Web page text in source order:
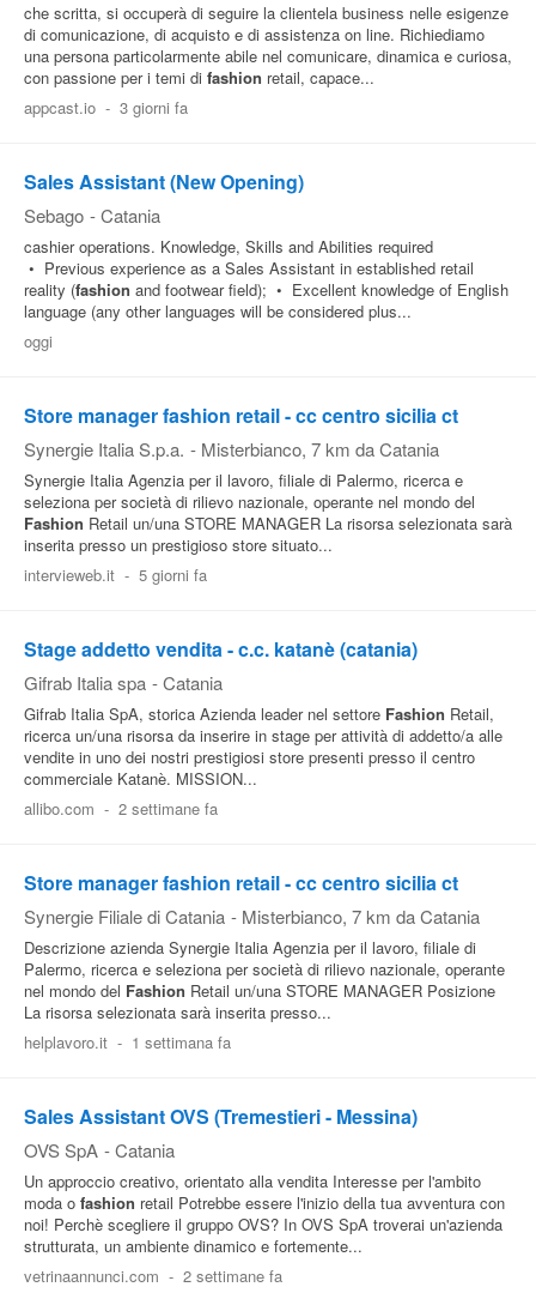
che scritta, si occuperà di seguire la clientela business nelle esigenze
di comunicazione, di acquisto e di assistenza on line. Richiediamo
una persona particolarmente abile nel comunicare, dinamica e curiosa,
con passione per i temi di fashion retail, capace...
appcast.io - 3 giorni fa
Sales Assistant (New Opening)
Sebago - Catania
cashier operations. Knowledge, Skills and Abilities required
• Previous experience as a Sales Assistant in established retail
reality (fashion and footwear field); • Excellent knowledge of English
language (any other languages will be considered plus...
oggi
Store manager fashion retail - cc centro sicilia ct
Synergie Italia S.p.a. - Misterbianco, 7 km da Catania
Synergie Italia Agenzia per il lavoro, filiale di Palermo, ricerca e
seleziona per società di rilievo nazionale, operante nel mondo del
Fashion Retail un/una STORE MANAGER La risorsa selezionata sarà
inserita presso un prestigioso store situato...
intervieweb.it - 5 giorni fa
Stage addetto vendita - c.c. katanè (catania)
Gifrab Italia spa - Catania
Gifrab Italia SpA, storica Azienda leader nel settore Fashion Retail,
ricerca un/una risorsa da inserire in stage per attività di addetto/a alle
vendite in uno dei nostri prestigiosi store presenti presso il centro
commerciale Katanè. MISSION...
allibo.com - 2 settimane fa
Store manager fashion retail - cc centro sicilia ct
Synergie Filiale di Catania - Misterbianco, 7 km da Catania
Descrizione azienda Synergie Italia Agenzia per il lavoro, filiale di
Palermo, ricerca e seleziona per società di rilievo nazionale, operante
nel mondo del Fashion Retail un/una STORE MANAGER Posizione
La risorsa selezionata sarà inserita presso...
helplavoro.it - 1 settimana fa
Sales Assistant OVS (Tremestieri - Messina)
OVS SpA - Catania
Un approccio creativo, orientato alla vendita Interesse per l'ambito
moda o fashion retail Potrebbe essere l'inizio della tua avventura con
noi! Perchè scegliere il gruppo OVS? In OVS SpA troverai un'azienda
strutturata, un ambiente dinamico e fortemente...
vetrinaannunci.com - 2 settimane fa